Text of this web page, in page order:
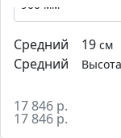
Средний
Средний
19 см
Высота
17 846 р.
17 846 р.